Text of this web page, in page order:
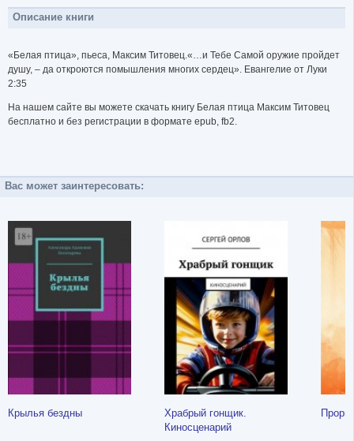
Описание книги
«Белая птица», пьеса, Максим Титовец.«…и Тебе Самой оружие пройдет
душу, – да откроются помышления многих сердец». Евангелие от Луки
2:35
На нашем сайте вы можете скачать книгу Белая птица Максим Титовец
бесплатно и без регистрации в формате epub, fb2.
Вас может заинтересовать:
Крылья бездны
Храбрый гонщик.
Киносценарий